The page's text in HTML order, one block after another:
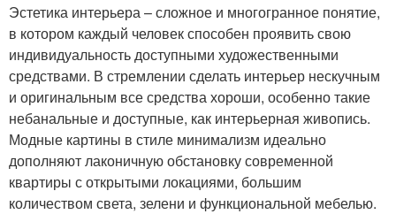
Эстетика интерьера – сложное и многогранное понятие,
в котором каждый человек способен проявить свою
индивидуальность доступными художественными
средствами. В стремлении сделать интерьер нескучным
и оригинальным все средства хороши, особенно такие
небанальные и доступные, как интерьерная живопись.
Модные картины в стиле минимализм идеально
дополняют лаконичную обстановку современной
квартиры с открытыми локациями, большим
количеством света, зелени и функциональной мебелью.